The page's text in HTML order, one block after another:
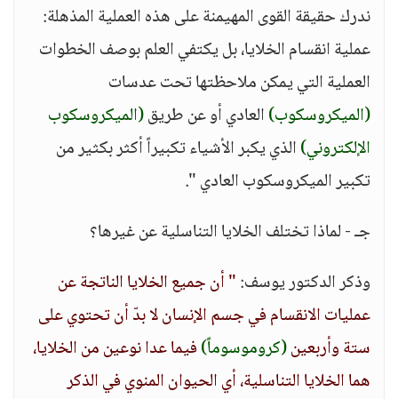
ندرك حقيقة القوى المهيمنة على هذه العملية المذهلة:
عملية انقسام الخلايا، بل يكتفي العلم بوصف الخطوات
العملية التي يمكن ملاحظتها تحت عدسات
(الميكروسكوب)العادي أو عن طريق(الميكروسكوب
الإلكتروني)الذي يكبر الأشياء تكبيراً أكثر بكثير من
تكبير الميكروسكوب العادي ".
جـ - لماذا تختلف الخلايا التناسلية عن غيرها؟
وذكر الدكتور يوسف:" أن جميع الخلايا الناتجة عن
عمليات الانقسام في جسم الإنسان لا بدّ أن تحتوي على
ستة وأربعين(كروموسوماً)فيما عدا نوعين من الخلايا،
هما الخلايا التناسلية، أي الحيوان المنوي في الذكر